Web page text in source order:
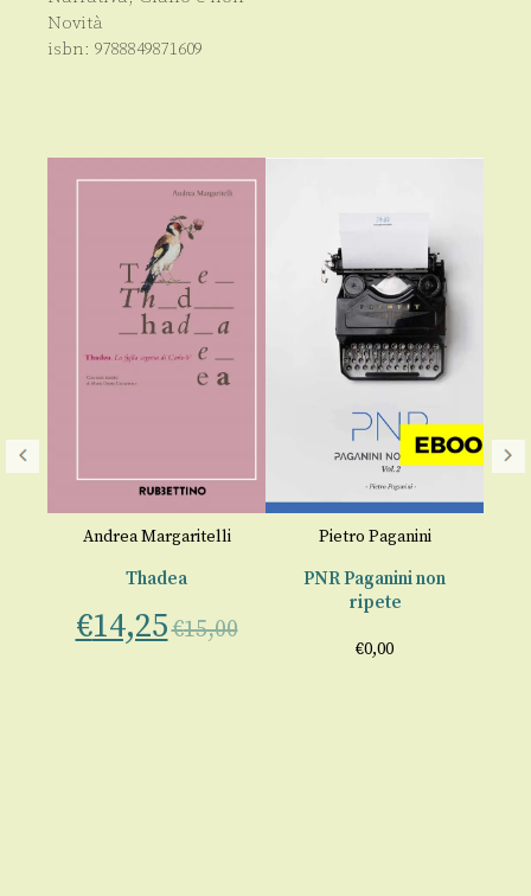
Novità
isbn: 9788849871609
Andrea Margaritelli
Thadea
€14,25€15,00
Pietro Paganini
PNR Paganini non
ripete
€0,00